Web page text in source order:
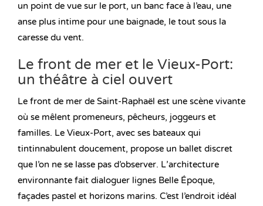
un point de vue sur le port, un banc face à l’eau, une
anse plus intime pour une baignade, le tout sous la
caresse du vent.
Le front de mer et le Vieux-Port:
un théâtre à ciel ouvert
Le front de mer de Saint-Raphaël est une scène vivante
où se mêlent promeneurs, pêcheurs, joggeurs et
familles. Le Vieux-Port, avec ses bateaux qui
tintinnabulent doucement, propose un ballet discret
que l’on ne se lasse pas d’observer. L’architecture
environnante fait dialoguer lignes Belle Époque,
façades pastel et horizons marins. C’est l’endroit idéal